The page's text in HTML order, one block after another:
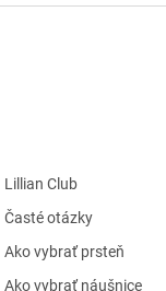
Lillian Club
Časté otázky
Ako vybrať prsteň
Ako vybrať náušnice